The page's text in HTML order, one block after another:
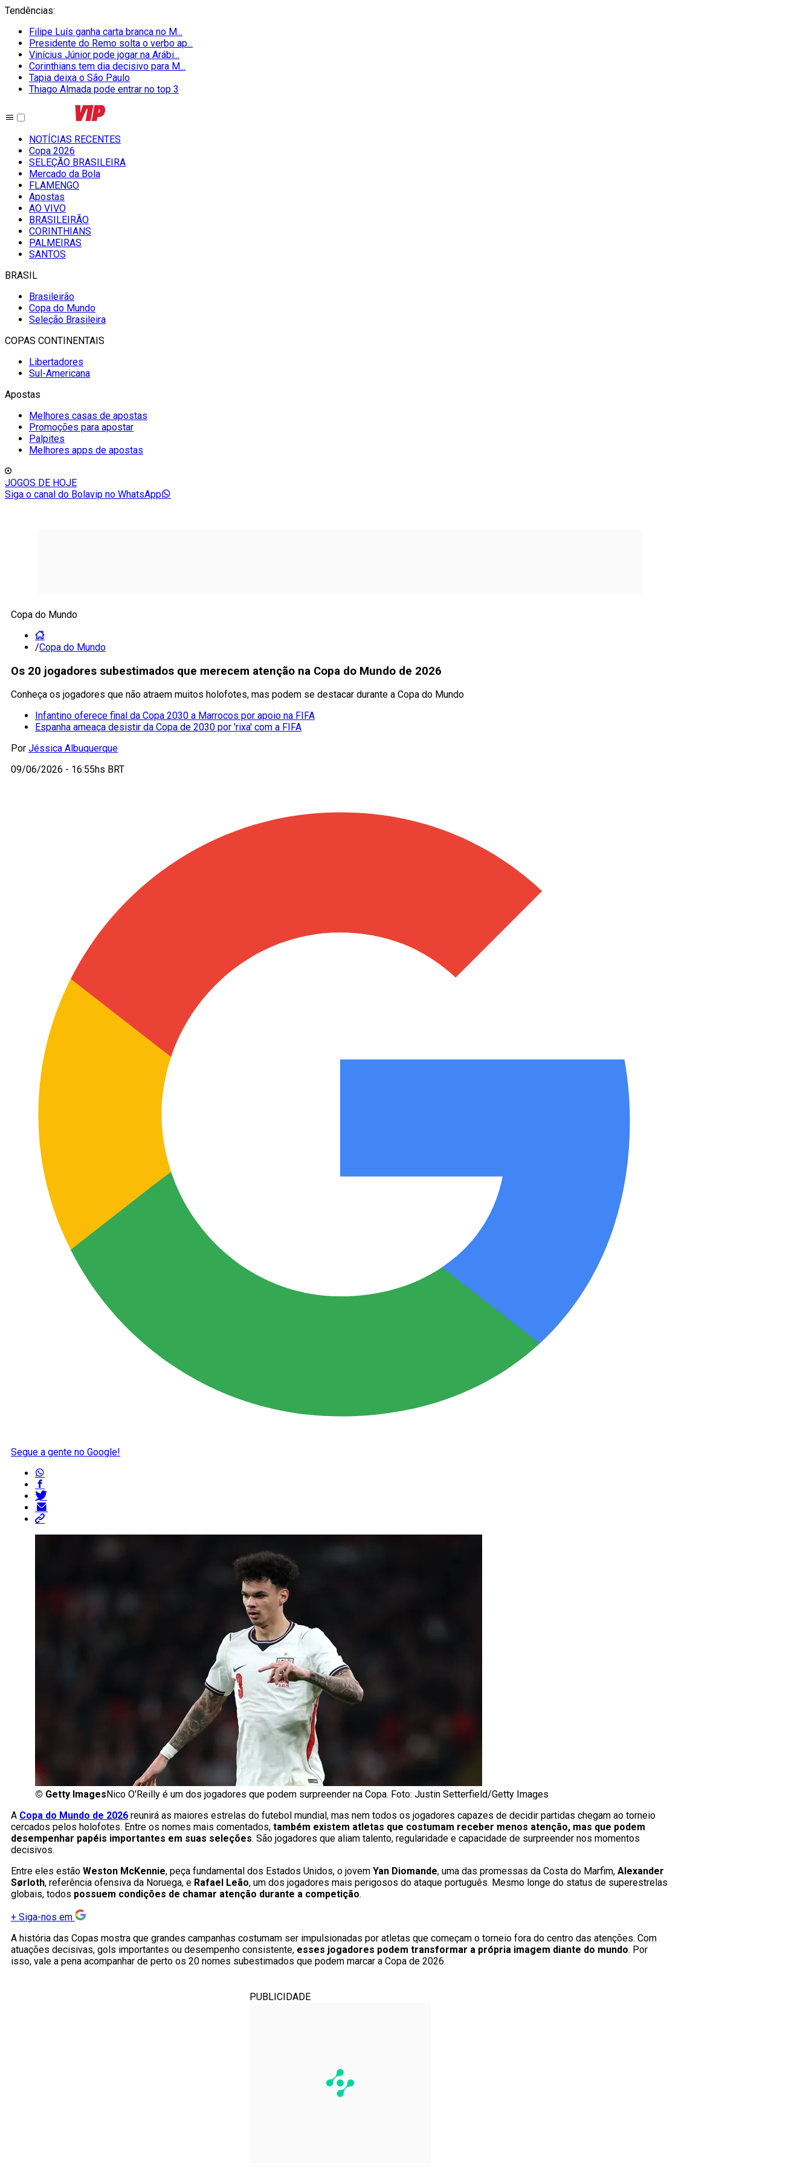
Tendências:
Filipe Luís ganha carta branca no M...
Presidente do Remo solta o verbo ap...
Vinícius Júnior pode jogar na Arábi...
Corinthians tem dia decisivo para M...
Tapia deixa o São Paulo
Thiago Almada pode entrar no top 3
NOTÍCIAS RECENTES
Copa 2026
SELEÇÃO BRASILEIRA
Mercado da Bola
FLAMENGO
Apostas
AO VIVO
BRASILEIRÃO
CORINTHIANS
PALMEIRAS
SANTOS
BRASIL
Brasileirão
Copa do Mundo
Seleção Brasileira
COPAS CONTINENTAIS
Libertadores
Sul-Americana
Apostas
Melhores casas de apostas
Promoções para apostar
Palpites
Melhores apps de apostas
JOGOS DE HOJE
Siga o canal do Bolavip no WhatsApp
Copa do Mundo
/Copa do Mundo
Os 20 jogadores subestimados que merecem atenção na Copa do Mundo de 2026
Conheça os jogadores que não atraem muitos holofotes, mas podem se destacar durante a Copa do Mundo
Infantino oferece final da Copa 2030 a Marrocos por apoio na FIFA
Espanha ameaça desistir da Copa de 2030 por 'rixa' com a FIFA
Por Jéssica Albuquerque
09/06/2026 - 16:55hs BRT
Segue a gente no Google!
© Getty Images Nico O'Reilly é um dos jogadores que podem surpreender na Copa. Foto: Justin Setterfield/Getty Images
A Copa do Mundo de 2026 reunirá as maiores estrelas do futebol mundial, mas nem todos os jogadores capazes de decidir partidas chegam ao torneio
cercados pelos holofotes. Entre os nomes mais comentados, também existem atletas que costumam receber menos atenção, mas que podem
desempenhar papéis importantes em suas seleções. São jogadores que aliam talento, regularidade e capacidade de surpreender nos momentos
decisivos.
Entre eles estão Weston McKennie, peça fundamental dos Estados Unidos, o jovem Yan Diomande, uma das promessas da Costa do Marfim, Alexander
Sørloth, referência ofensiva da Noruega, e Rafael Leão, um dos jogadores mais perigosos do ataque português. Mesmo longe do status de superestrelas
globais, todos possuem condições de chamar atenção durante a competição.
+ Siga-nos em
A história das Copas mostra que grandes campanhas costumam ser impulsionadas por atletas que começam o torneio fora do centro das atenções. Com
atuações decisivas, gols importantes ou desempenho consistente, esses jogadores podem transformar a própria imagem diante do mundo. Por
isso, vale a pena acompanhar de perto os 20 nomes subestimados que podem marcar a Copa de 2026.
PUBLICIDADE